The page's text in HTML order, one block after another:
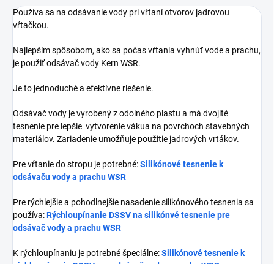
Používa sa na odsávanie vody pri vŕtaní otvorov jadrovou
vŕtačkou.
Najlepším spôsobom, ako sa počas vŕtania vyhnúť vode a prachu,
je použiť odsávač vody Kern WSR.
Je to jednoduché a efektívne riešenie.
Odsávač vody je vyrobený z odolného plastu a má dvojité
tesnenie pre lepšie vytvorenie vákua na povrchoch stavebných
materiálov. Zariadenie umožňuje použitie jadrových vrtákov.
Pre vŕtanie do stropu je potrebné:Silikónové tesnenie k
odsávaču vody a prachu WSR
Pre rýchlejšie a pohodlnejšie nasadenie silikónového tesnenia sa
používa:Rýchloupínanie DSSV na silikónvé tesnenie pre
odsávač vody a prachu WSR
K rýchloupínaniu je potrebné špeciálne:Silikónové tesnenie k